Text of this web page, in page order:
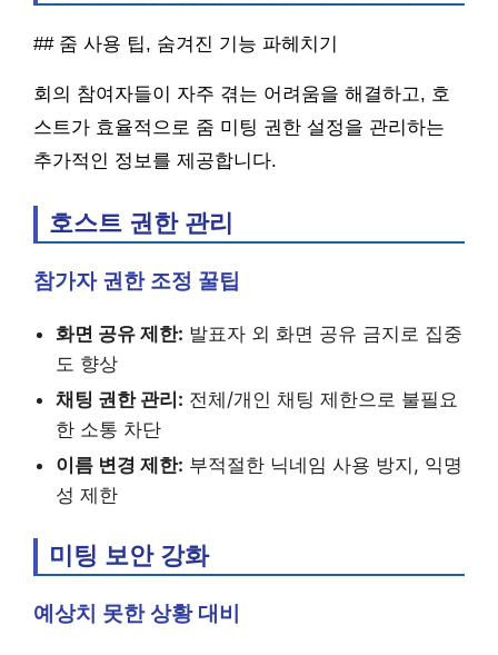
## 줌 사용 팁, 숨겨진 기능 파헤치기
회의 참여자들이 자주 겪는 어려움을 해결하고, 호
스트가 효율적으로 줌 미팅 권한 설정을 관리하는
추가적인 정보를 제공합니다.
호스트 권한 관리
참가자 권한 조정 꿀팁
화면 공유 제한: 발표자 외 화면 공유 금지로 집중
도 향상
채팅 권한 관리: 전체/개인 채팅 제한으로 불필요
한 소통 차단
이름 변경 제한: 부적절한 닉네임 사용 방지, 익명
성 제한
미팅 보안 강화
예상치 못한 상황 대비